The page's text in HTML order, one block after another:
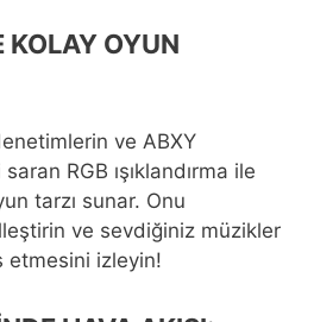
KOLAY OYUN
ve ABXY
RGB ışıklandırma ile
tarzı sunar. Onu
ve sevdiğiniz müzikler
etmesini izleyin!